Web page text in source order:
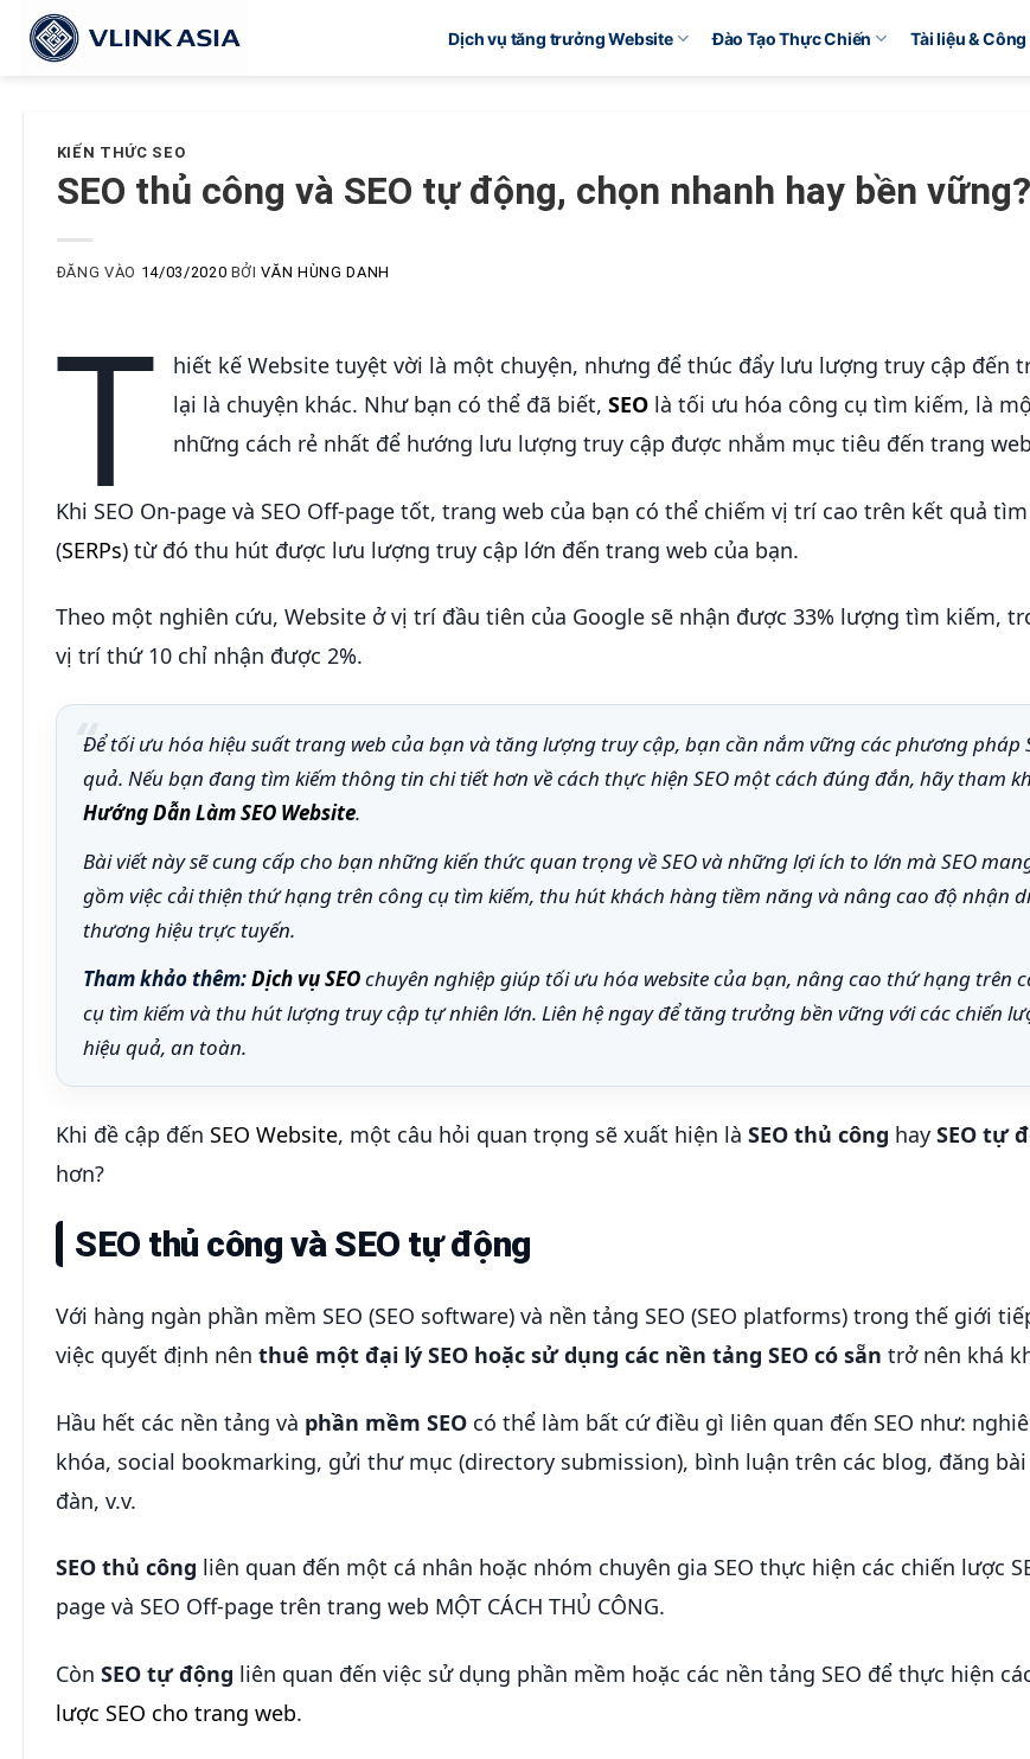
qua
Dịch vụ tăng trưởng Website Đào Tạo Thực Chiến Tài liệu & Công
KIẾN THỨC SEO
SEO thủ công và SEO tự động, chọn nhanh hay bền vững?
ĐĂNG VÀO 14/03/2020 BỞIVĂN HÙNG DANH
T
hiết kế Website tuyệt vời là một chuyện, nhưng để thúc đẩy lưu lượng truy cập đến
lại là chuyện khác. Như bạn có thể đã biết,SEO là tối ưu hóa công cụ tìm kiếm, là
những cách rẻ nhất để hướng lưu lượng truy cập được nhắm mục tiêu đến trang
Khi SEO On-page và SEO Off-page tốt, trang web của bạn có thể chiếm vị trí cao trên kết quả
(SERPs) từ đó thu hút được lưu lượng truy cập lớn đến trang web của bạn.
Theo một nghiên cứu, Website ở vị trí đầu tiên của Google sẽ nhận được 33% lượng tìm kiếm,
vị trí thứ 10 chỉ nhận được 2%.
Để tối ưu hóa hiệu suất trang web của bạn và tăng lượng truy cập, bạn cần nắm vững các phương pháp
quả. Nếu bạn đang tìm kiếm thông tin chi tiết hơn về cách thực hiện SEO một cách đúng đắn, hãy tham
Hướng Dẫn Làm SEO Website.
Bài viết này sẽ cung cấp cho bạn những kiến thức quan trọng về SEO và những lợi ích to lớn mà SEO
gồm việc cải thiện thứ hạng trên công cụ tìm kiếm, thu hút khách hàng tiềm năng và nâng cao độ nhận
thương hiệu trực tuyến.
Tham khảo thêm:Dịch vụ SEOchuyên nghiệp giúp tối ưu hóa website của bạn, nâng cao thứ hạng trên
cụ tìm kiếm và thu hút lượng truy cập tự nhiên lớn. Liên hệ ngay để tăng trưởng bền vững với các chiến
hiệu quả, an toàn.
Khi đề cập đến SEO Website, một câu hỏi quan trọng sẽ xuất hiện là SEO thủ công hay SEO tự
hơn?
SEO thủ công và SEO tự động
Với hàng ngàn phần mềm SEO (SEO software) và nền tảng SEO (SEO platforms) trong thế giới
việc quyết định nên thuê một đại lý SEO hoặc sử dụng các nền tảng SEO có sẵn trở nên khá
Hầu hết các nền tảng và phần mềm SEO có thể làm bất cứ điều gì liên quan đến SEO như:
khóa, social bookmarking, gửi thư mục (directory submission), bình luận trên các blog, đăng
đàn, v.v.
SEO thủ công liên quan đến một cá nhân hoặc nhóm chuyên gia SEO thực hiện các chiến lược
page và SEO Off-page trên trang web MỘT CÁCH THỦ CÔNG.
Còn SEO tự động liên quan đến việc sử dụng phần mềm hoặc các nền tảng SEO để thực hiện
lược SEO cho trang web.